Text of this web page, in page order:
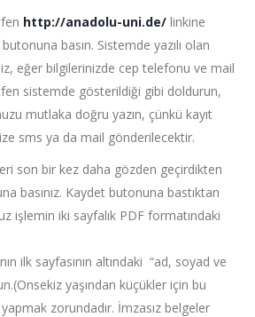
http://anadolu-uni.de/ linkine
basın. Sistemde yazılı olan
eğer bilgilerinizde cep telefonu ve mail
sistemde gösterildiği gibi doldurun,
mutlaka doğru yazın, çünkü kayıt
sms ya da mail gönderilecektir.
son bir kez daha gözden geçirdikten
basınız. Kaydet butonuna bastıktan
işlemin iki sayfalık PDF formatındaki
ilk sayfasının altındaki “ad, soyad ve
yaşından küçükler için bu
zorundadır. İmzasız belgeler